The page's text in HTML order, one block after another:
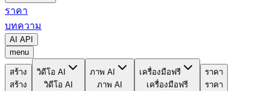
ราคา
บทความ
AI API
menu
สร้าง
สร้าง
วิดีโอ AI
วิดีโอ AI
ภาพ AI
ภาพ AI
เครื่องมือฟรี
เครื่องมือฟรี
ราคา
ราคา